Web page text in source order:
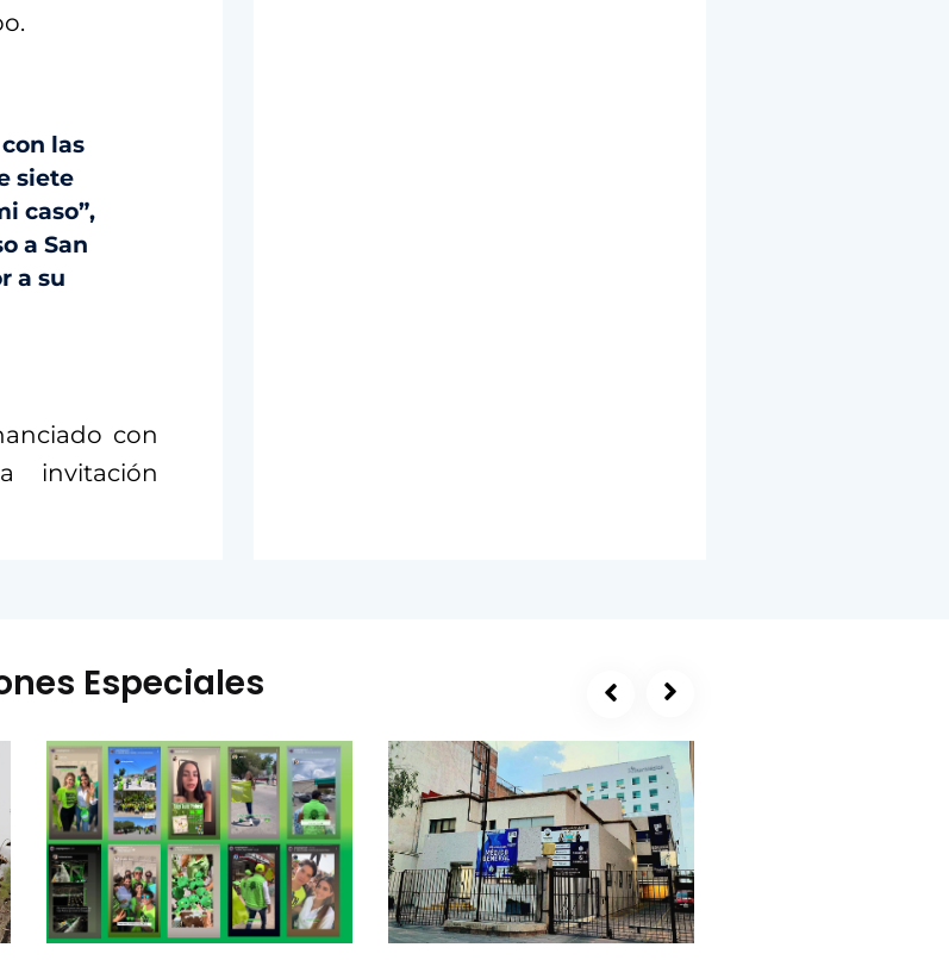
las
siete
caso”,
a San
a su
con
invitación
Especiales